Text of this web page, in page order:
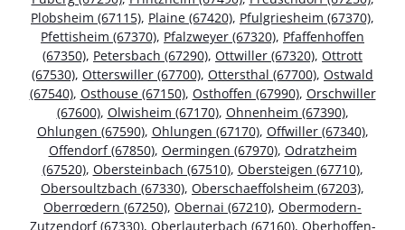
Plobsheim (67115), Plaine (67420), Pfulgriesheim (67370),
Pfettisheim (67370), Pfalzweyer (67320), Pfaffenhoffen
(67350), Petersbach (67290), Ottwiller (67320), Ottrott
(67530), Otterswiller (67700), Ottersthal (67700), Ostwald
(67540), Osthouse (67150), Osthoffen (67990), Orschwiller
(67600), Olwisheim (67170), Ohnenheim (67390),
Ohlungen (67590), Ohlungen (67170), Offwiller (67340),
Offendorf (67850), Oermingen (67970), Odratzheim
(67520), Obersteinbach (67510), Obersteigen (67710),
Obersoultzbach (67330), Oberschaeffolsheim (67203),
Oberrœdern (67250), Obernai (67210), Obermodern-
Zutzendorf (67330), Oberlauterbach (67160), Oberhoffen-